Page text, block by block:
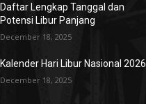
Daftar Lengkap Tanggal dan
Potensi Libur Panjang
December 18, 2025
Kalender Hari Libur Nasional 2026
December 18, 2025